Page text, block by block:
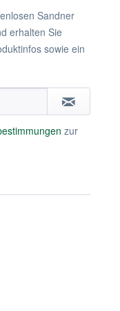
Sandner
erhalten Sie
sowie ein
zur